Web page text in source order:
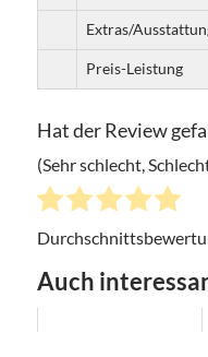
Extras/
Preis-Leistung
Hat der Review
(Sehr schlecht,
Auch